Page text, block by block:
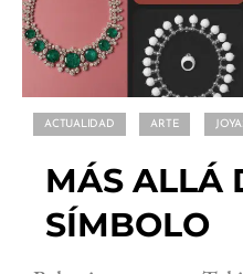
ACTUALIDAD ARTE
MÁS ALLÁ
SÍMBOLO